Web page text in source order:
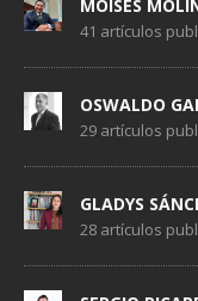
MOISES
41 artículos
OSWALDO
29 artículos
GLADYS
28 artículos